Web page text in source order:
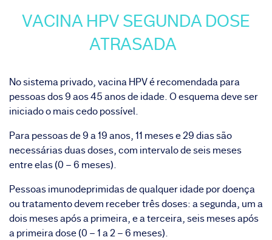
VACINA HPV SEGUNDA DOSE
ATRASADA
No sistema privado,vacina HPVé recomendada para
pessoas dos 9 aos 45 anos de idade. O esquema deve ser
iniciado o mais cedo possível.
Para pessoas de 9 a 19 anos, 11 meses e 29 dias são
necessárias duas doses, com intervalo de seis meses
entre elas (0 – 6 meses).
Pessoas imunodeprimidas de qualquer idade por doença
ou tratamento devem receber três doses: a segunda, um a
dois meses após a primeira, e a terceira, seis meses após
a primeira dose (0 – 1 a 2 – 6 meses).